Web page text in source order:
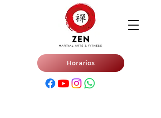
Horarios